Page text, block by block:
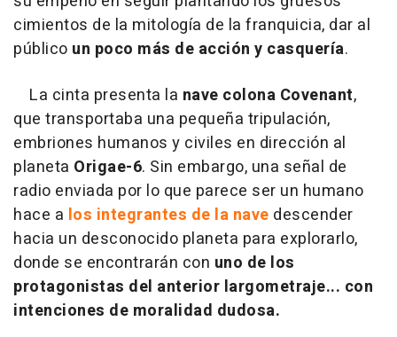
cimientos de la mitología de la franquicia, dar al
público un poco más de acción y casquería.
La cinta presenta la nave colona Covenant,
que transportaba una pequeña tripulación,
embriones humanos y civiles en dirección al
planeta Origae-6. Sin embargo, una señal de
radio enviada por lo que parece ser un humano
hace a los integrantes de la nave descender
hacia un desconocido planeta para explorarlo,
donde se encontrarán con uno de los
protagonistas del anterior largometraje... con
intenciones de moralidad dudosa.